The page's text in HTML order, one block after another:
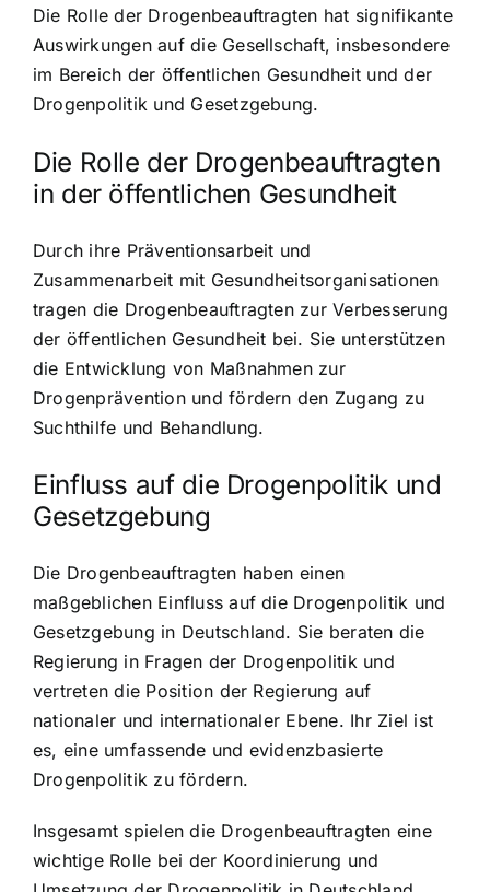
Die Rolle der Drogenbeauftragten hat signifikante
Auswirkungen auf die Gesellschaft, insbesondere
im Bereich der öffentlichen Gesundheit und der
Drogenpolitik und Gesetzgebung.
Die Rolle der Drogenbeauftragten
in der öffentlichen Gesundheit
Durch ihre Präventionsarbeit und
Zusammenarbeit mit Gesundheitsorganisationen
tragen die Drogenbeauftragten zur Verbesserung
der öffentlichen Gesundheit bei. Sie unterstützen
die Entwicklung von Maßnahmen zur
Drogenprävention und fördern den Zugang zu
Suchthilfe und Behandlung.
Einfluss auf die Drogenpolitik und
Gesetzgebung
Die Drogenbeauftragten haben einen
maßgeblichen Einfluss auf die Drogenpolitik und
Gesetzgebung in Deutschland. Sie beraten die
Regierung in Fragen der Drogenpolitik und
vertreten die Position der Regierung auf
nationaler und internationaler Ebene. Ihr Ziel ist
es, eine umfassende und evidenzbasierte
Drogenpolitik zu fördern.
Insgesamt spielen die Drogenbeauftragten eine
wichtige Rolle bei der Koordinierung und